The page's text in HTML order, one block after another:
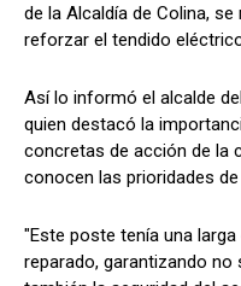
de la Alcaldía de Colina,
reforzar el tendido
Así lo informó el alcalde
quien destacó la
concretas de acción de la
conocen las prioridades
"Este poste tenía una
reparado, garantizando